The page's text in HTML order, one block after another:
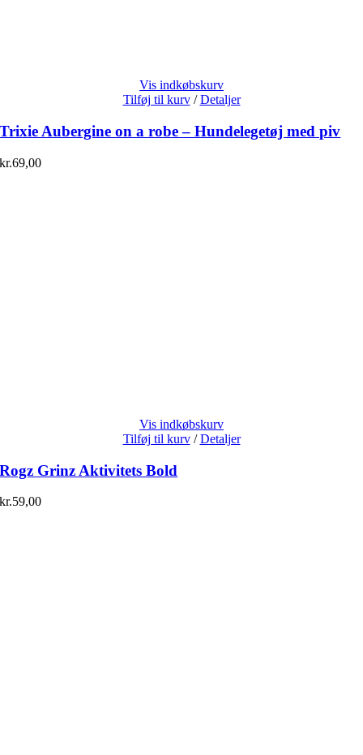
Vis indkøbskurv
Tilføj til kurv / Detaljer
Trixie Aubergine on a robe – Hundelegetøj med piv
kr.69,00
Vis indkøbskurv
Tilføj til kurv / Detaljer
Rogz Grinz Aktivitets Bold
kr.59,00